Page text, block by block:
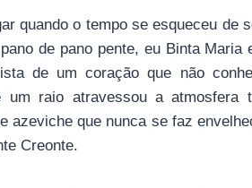
quando o tempo se esqueceu de
de pano pente, eu Binta
de um coração que não
um raio atravessou a
azeviche que nunca se faz
Creonte.